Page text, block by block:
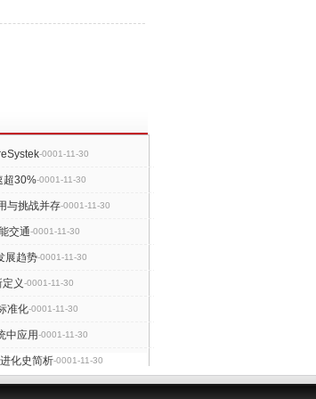
-0001-11-30
超30%-0001-11-30
与挑战并存-0001-11-30
交通-0001-11-30
展趋势-0001-11-30
义-0001-11-30
准化-0001-11-30
中应用-0001-11-30
化史简析-0001-11-30
好准备-0001-11-30